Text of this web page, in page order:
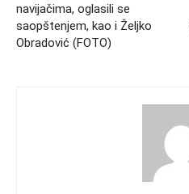
navijačima, oglasili se
saopštenjem, kao i Željko
Obradović (FOTO)